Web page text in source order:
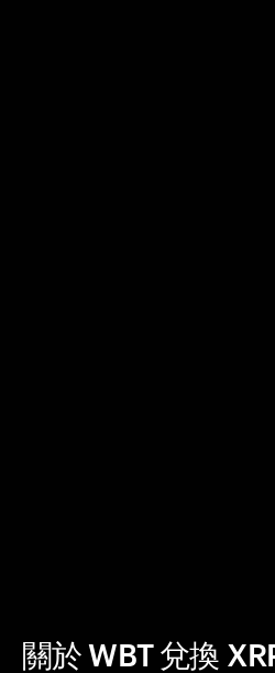
關於 WBT 兌換